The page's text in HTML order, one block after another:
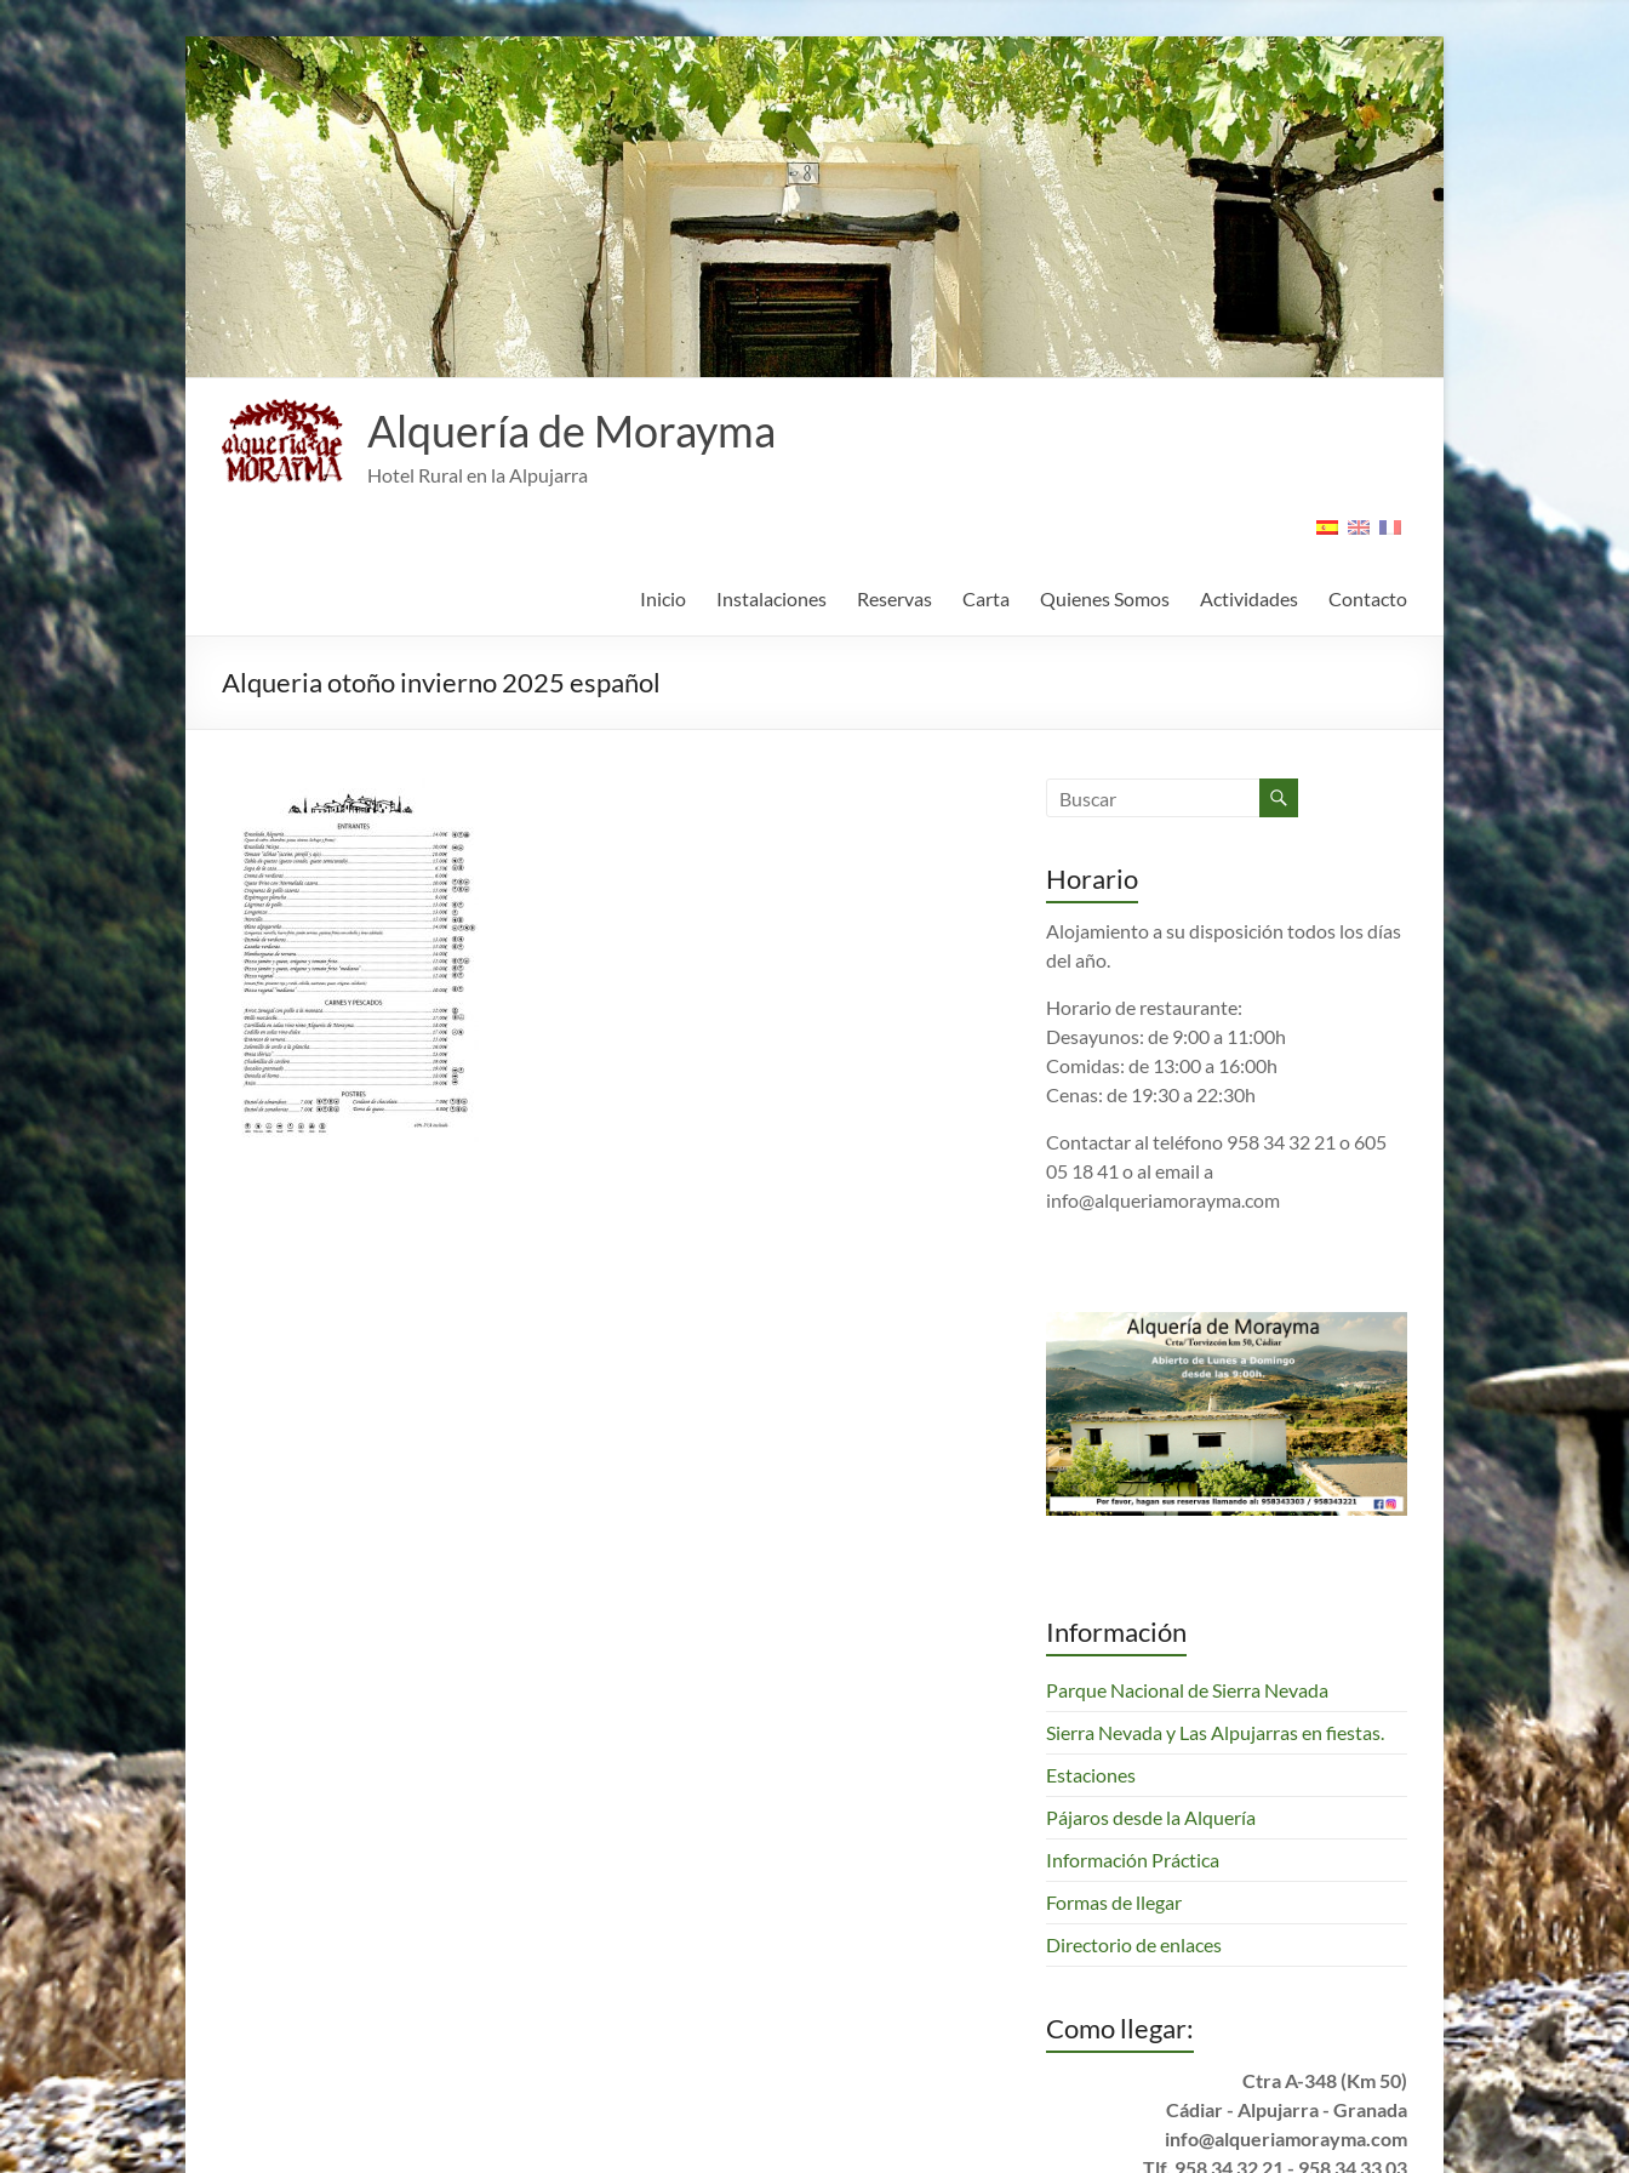
Saltar
al
contenido
Alquería de Morayma
Hotel Rural en la Alpujarra
Inicio Instalaciones Reservas Carta Quienes Somos Actividades Contacto
Alqueria otoño invierno 2025 español
Horario
Alojamiento a su disposición todos los días
del año.
Horario de restaurante:
Desayunos: de 9:00 a 11:00h
Comidas: de 13:00 a 16:00h
Cenas: de 19:30 a 22:30h
Contactar al teléfono 958 34 32 21 o 605
05 18 41 o al email a
info@alqueriamorayma.com
Información
Parque Nacional de Sierra Nevada
Sierra Nevada y Las Alpujarras en fiestas.
Estaciones
Pájaros desde la Alquería
Información Práctica
Formas de llegar
Ctra A-348 (Km 50)
Cádiar - Alpujarra - Granada